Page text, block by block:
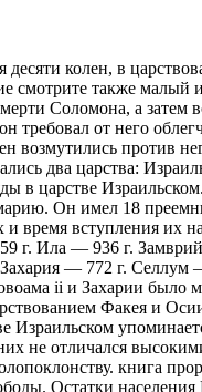
колен, в
смотрите также
Соломона, а затем
требовал от него
возмутились
два царства:
в царстве
Он имел 18
вступления их
г. Ила — 936 г.
— 772 г.
ii и Захарии было
Факея и
не отличался
книга
Остатки населения